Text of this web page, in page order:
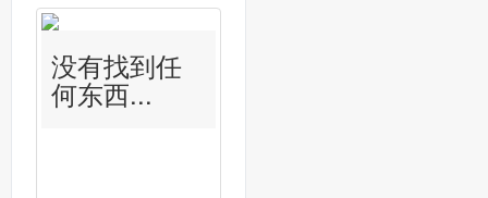
没有找到任
何东西...